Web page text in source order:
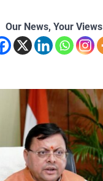
Our News, Your Views